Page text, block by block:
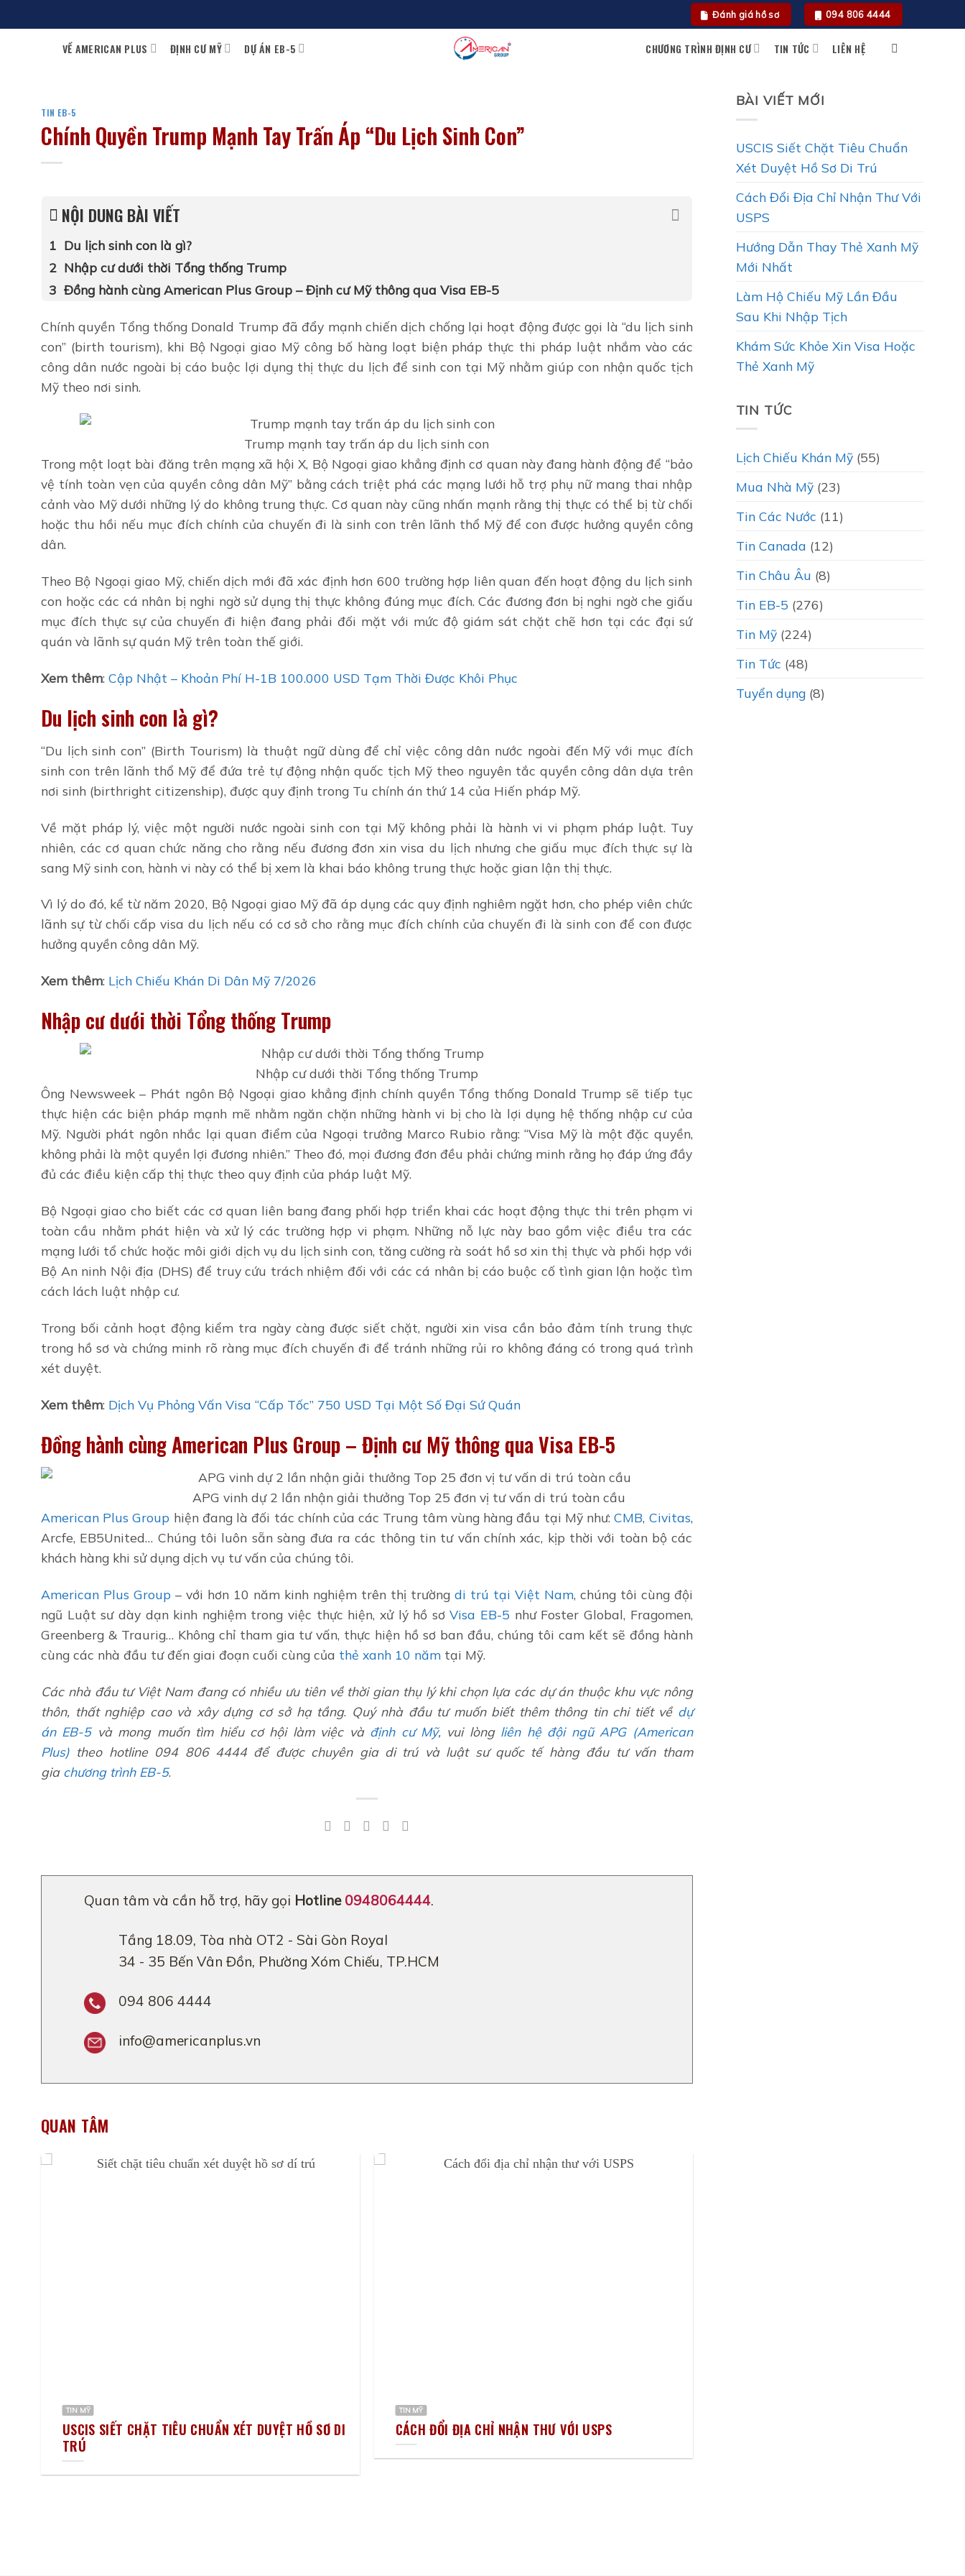
qua
Đánh giá hồ sơ 094 806 4444
VỀ AMERICAN PLUS ĐỊNH CƯ MỸ DỰ ÁN EB-5 CHƯƠNG TRÌNH ĐỊNH CƯ TIN TỨC LIÊN HỆ
TIN EB-5
Chính Quyền Trump Mạnh Tay Trấn Áp “Du Lịch Sinh Con”
NỘI DUNG BÀI VIẾT
Du lịch sinh con là gì?
Nhập cư dưới thời Tổng thống Trump
Đồng hành cùng American Plus Group – Định cư Mỹ thông qua Visa EB-5
Chính quyền Tổng thống Donald Trump đã đẩy mạnh chiến dịch chống lại hoạt động được gọi là “du lịch sinh
con” (birth tourism), khi Bộ Ngoại giao Mỹ công bố hàng loạt biện pháp thực thi pháp luật nhắm vào các
công dân nước ngoài bị cáo buộc lợi dụng thị thực du lịch để sinh con tại Mỹ nhằm giúp con nhận quốc tịch
Mỹ theo nơi sinh.
Trump mạnh tay trấn áp du lịch sinh con
Trong một loạt bài đăng trên mạng xã hội X, Bộ Ngoại giao khẳng định cơ quan này đang hành động để “bảo
vệ tính toàn vẹn của quyền công dân Mỹ” bằng cách triệt phá các mạng lưới hỗ trợ phụ nữ mang thai nhập
cảnh vào Mỹ dưới những lý do không trung thực. Cơ quan này cũng nhấn mạnh rằng thị thực có thể bị từ chối
hoặc thu hồi nếu mục đích chính của chuyến đi là sinh con trên lãnh thổ Mỹ để con được hưởng quyền công
dân.
Theo Bộ Ngoại giao Mỹ, chiến dịch mới đã xác định hơn 600 trường hợp liên quan đến hoạt động du lịch sinh
con hoặc các cá nhân bị nghi ngờ sử dụng thị thực không đúng mục đích. Các đương đơn bị nghi ngờ che giấu
mục đích thực sự của chuyến đi hiện đang phải đối mặt với mức độ giám sát chặt chẽ hơn tại các đại sứ
quán và lãnh sự quán Mỹ trên toàn thế giới.
Xem thêm: Cập Nhật – Khoản Phí H-1B 100.000 USD Tạm Thời Được Khôi Phục
Du lịch sinh con là gì?
“Du lịch sinh con” (Birth Tourism) là thuật ngữ dùng để chỉ việc công dân nước ngoài đến Mỹ với mục đích
sinh con trên lãnh thổ Mỹ để đứa trẻ tự động nhận quốc tịch Mỹ theo nguyên tắc quyền công dân dựa trên
nơi sinh (birthright citizenship), được quy định trong Tu chính án thứ 14 của Hiến pháp Mỹ.
Về mặt pháp lý, việc một người nước ngoài sinh con tại Mỹ không phải là hành vi vi phạm pháp luật. Tuy
nhiên, các cơ quan chức năng cho rằng nếu đương đơn xin visa du lịch nhưng che giấu mục đích thực sự là
sang Mỹ sinh con, hành vi này có thể bị xem là khai báo không trung thực hoặc gian lận thị thực.
Vì lý do đó, kể từ năm 2020, Bộ Ngoại giao Mỹ đã áp dụng các quy định nghiêm ngặt hơn, cho phép viên chức
lãnh sự từ chối cấp visa du lịch nếu có cơ sở cho rằng mục đích chính của chuyến đi là sinh con để con được
hưởng quyền công dân Mỹ.
Xem thêm: Lịch Chiếu Khán Di Dân Mỹ 7/2026
Nhập cư dưới thời Tổng thống Trump
Nhập cư dưới thời Tổng thống Trump
Ông Newsweek – Phát ngôn Bộ Ngoại giao khẳng định chính quyền Tổng thống Donald Trump sẽ tiếp tục
thực hiện các biện pháp mạnh mẽ nhằm ngăn chặn những hành vi bị cho là lợi dụng hệ thống nhập cư của
Mỹ. Người phát ngôn nhắc lại quan điểm của Ngoại trưởng Marco Rubio rằng: “Visa Mỹ là một đặc quyền,
không phải là một quyền lợi đương nhiên.” Theo đó, mọi đương đơn đều phải chứng minh rằng họ đáp ứng đầy
đủ các điều kiện cấp thị thực theo quy định của pháp luật Mỹ.
Bộ Ngoại giao cho biết các cơ quan liên bang đang phối hợp triển khai các hoạt động thực thi trên phạm vi
toàn cầu nhằm phát hiện và xử lý các trường hợp vi phạm. Những nỗ lực này bao gồm việc điều tra các
mạng lưới tổ chức hoặc môi giới dịch vụ du lịch sinh con, tăng cường rà soát hồ sơ xin thị thực và phối hợp với
Bộ An ninh Nội địa (DHS) để truy cứu trách nhiệm đối với các cá nhân bị cáo buộc cố tình gian lận hoặc tìm
cách lách luật nhập cư.
Trong bối cảnh hoạt động kiểm tra ngày càng được siết chặt, người xin visa cần bảo đảm tính trung thực
trong hồ sơ và chứng minh rõ ràng mục đích chuyến đi để tránh những rủi ro không đáng có trong quá trình
xét duyệt.
Xem thêm: Dịch Vụ Phỏng Vấn Visa “Cấp Tốc” 750 USD Tại Một Số Đại Sứ Quán
Đồng hành cùng American Plus Group – Định cư Mỹ thông qua Visa EB-5
APG vinh dự 2 lần nhận giải thưởng Top 25 đơn vị tư vấn di trú toàn cầu
American Plus Group hiện đang là đối tác chính của các Trung tâm vùng hàng đầu tại Mỹ như:CMB, Civitas,
Arcfe, EB5United… Chúng tôi luôn sẵn sàng đưa ra các thông tin tư vấn chính xác, kịp thời với toàn bộ các
khách hàng khi sử dụng dịch vụ tư vấn của chúng tôi.
American Plus Group – với hơn 10 năm kinh nghiệm trên thị trường di trú tại Việt Nam, chúng tôi cùng đội
ngũ Luật sư dày dạn kinh nghiệm trong việc thực hiện, xử lý hồ sơVisa EB-5 như Foster Global, Fragomen,
Greenberg & Traurig… Không chỉ tham gia tư vấn, thực hiện hồ sơ ban đầu, chúng tôi cam kết sẽ đồng hành
cùng các nhà đầu tư đến giai đoạn cuối cùng của thẻ xanh 10 năm tại Mỹ.
Các nhà đầu tư Việt Nam đang có nhiều ưu tiên về thời gian thụ lý khi chọn lựa các dự án thuộc khu vực nông
thôn, thất nghiệp cao và xây dựng cơ sở hạ tầng. Quý nhà đầu tư muốn biết thêm thông tin chi tiết về dự
án EB-5và mong muốn tìm hiểu cơ hội làm việc và định cư Mỹ, vui lòngliên hệ đội ngũ APG (American
Plus) theo hotline 094 806 4444 để được chuyên gia di trú và luật sư quốc tế hàng đầu tư vấn tham
gia chương trình EB-5.
Quan tâm và cần hỗ trợ, hãy gọi Hotline 0948064444.
Tầng 18.09, Tòa nhà OT2 - Sài Gòn Royal
34 - 35 Bến Vân Đồn, Phường Xóm Chiếu, TP.HCM
094 806 4444
info@americanplus.vn
QUAN TÂM
TIN MỸ
USCIS SIẾT CHẶT TIÊU CHUẨN XÉT DUYỆT HỒ SƠ DI
TRÚ
TIN MỸ
CÁCH ĐỔI ĐỊA CHỈ NHẬN THƯ VỚI USPS
BÀI VIẾT MỚI
USCIS Siết Chặt Tiêu Chuẩn
Xét Duyệt Hồ Sơ Di Trú
Cách Đổi Địa Chỉ Nhận Thư Với
USPS
Hướng Dẫn Thay Thẻ Xanh Mỹ
Mới Nhất
Làm Hộ Chiếu Mỹ Lần Đầu
Sau Khi Nhập Tịch
Khám Sức Khỏe Xin Visa Hoặc
Thẻ Xanh Mỹ
TIN TỨC
Lịch Chiếu Khán Mỹ(55)
Mua Nhà Mỹ(23)
Tin Các Nước (11)
Tin Canada (12)
Tin Châu Âu (8)
Tin EB-5 (276)
Tin Mỹ(224)
Tin Tức (48)
Tuyển dụng(8)